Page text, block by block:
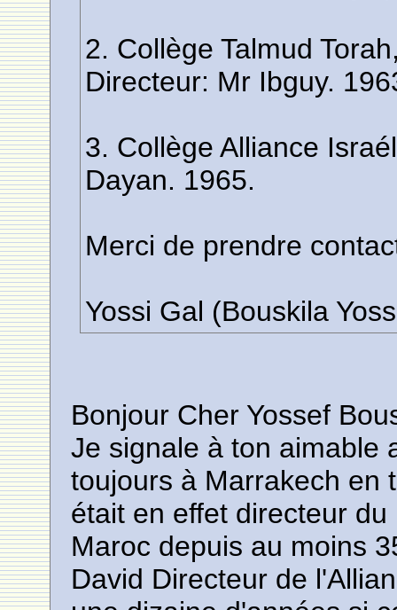
2. Collège Talmud
Directeur: Mr Ibguy.
3. Collège Alliance
Dayan. 1965.
Merci de prendre
Yossi Gal (Bouskila
Bonjour Cher Yossef
Je signale à ton aimable
toujours à Marrakech en
était en effet directeur
Maroc depuis au moins
David Directeur de